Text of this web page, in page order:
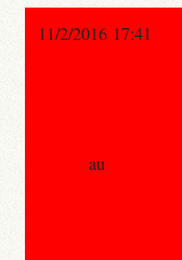
11/2/2016 17:41
au